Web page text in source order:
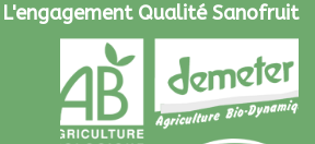
L'engagement Qualité Sanofruit